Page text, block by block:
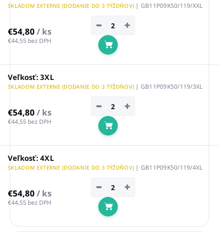
SKLADOM EXTERNE (DODANIE DO 3 TÝŽDŇOV) | GB11P09K50/119/XXL
€54,80 / ks
€44,55 bez DPH
+
−
Do košíka
Veľkosť: 3XL
SKLADOM EXTERNE (DODANIE DO 3 TÝŽDŇOV) | GB11P09K50/119/3XL
€54,80 / ks
€44,55 bez DPH
+
−
Do košíka
Veľkosť: 4XL
SKLADOM EXTERNE (DODANIE DO 3 TÝŽDŇOV) | GB11P09K50/119/4XL
€54,80 / ks
€44,55 bez DPH
+
−
Do košíka